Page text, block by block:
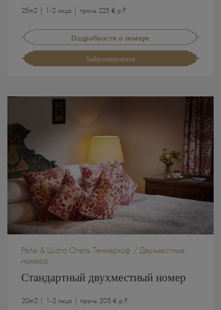
25m2 | 1-2 лица | прочь 225 € p.P.
Подробности о номере
Забронировать
Реле & Шато Отель Теннерхоф / Двухместные
номера
Стандартный двухместный номер
20m2 | 1-2 лица | прочь 205 € p.P.